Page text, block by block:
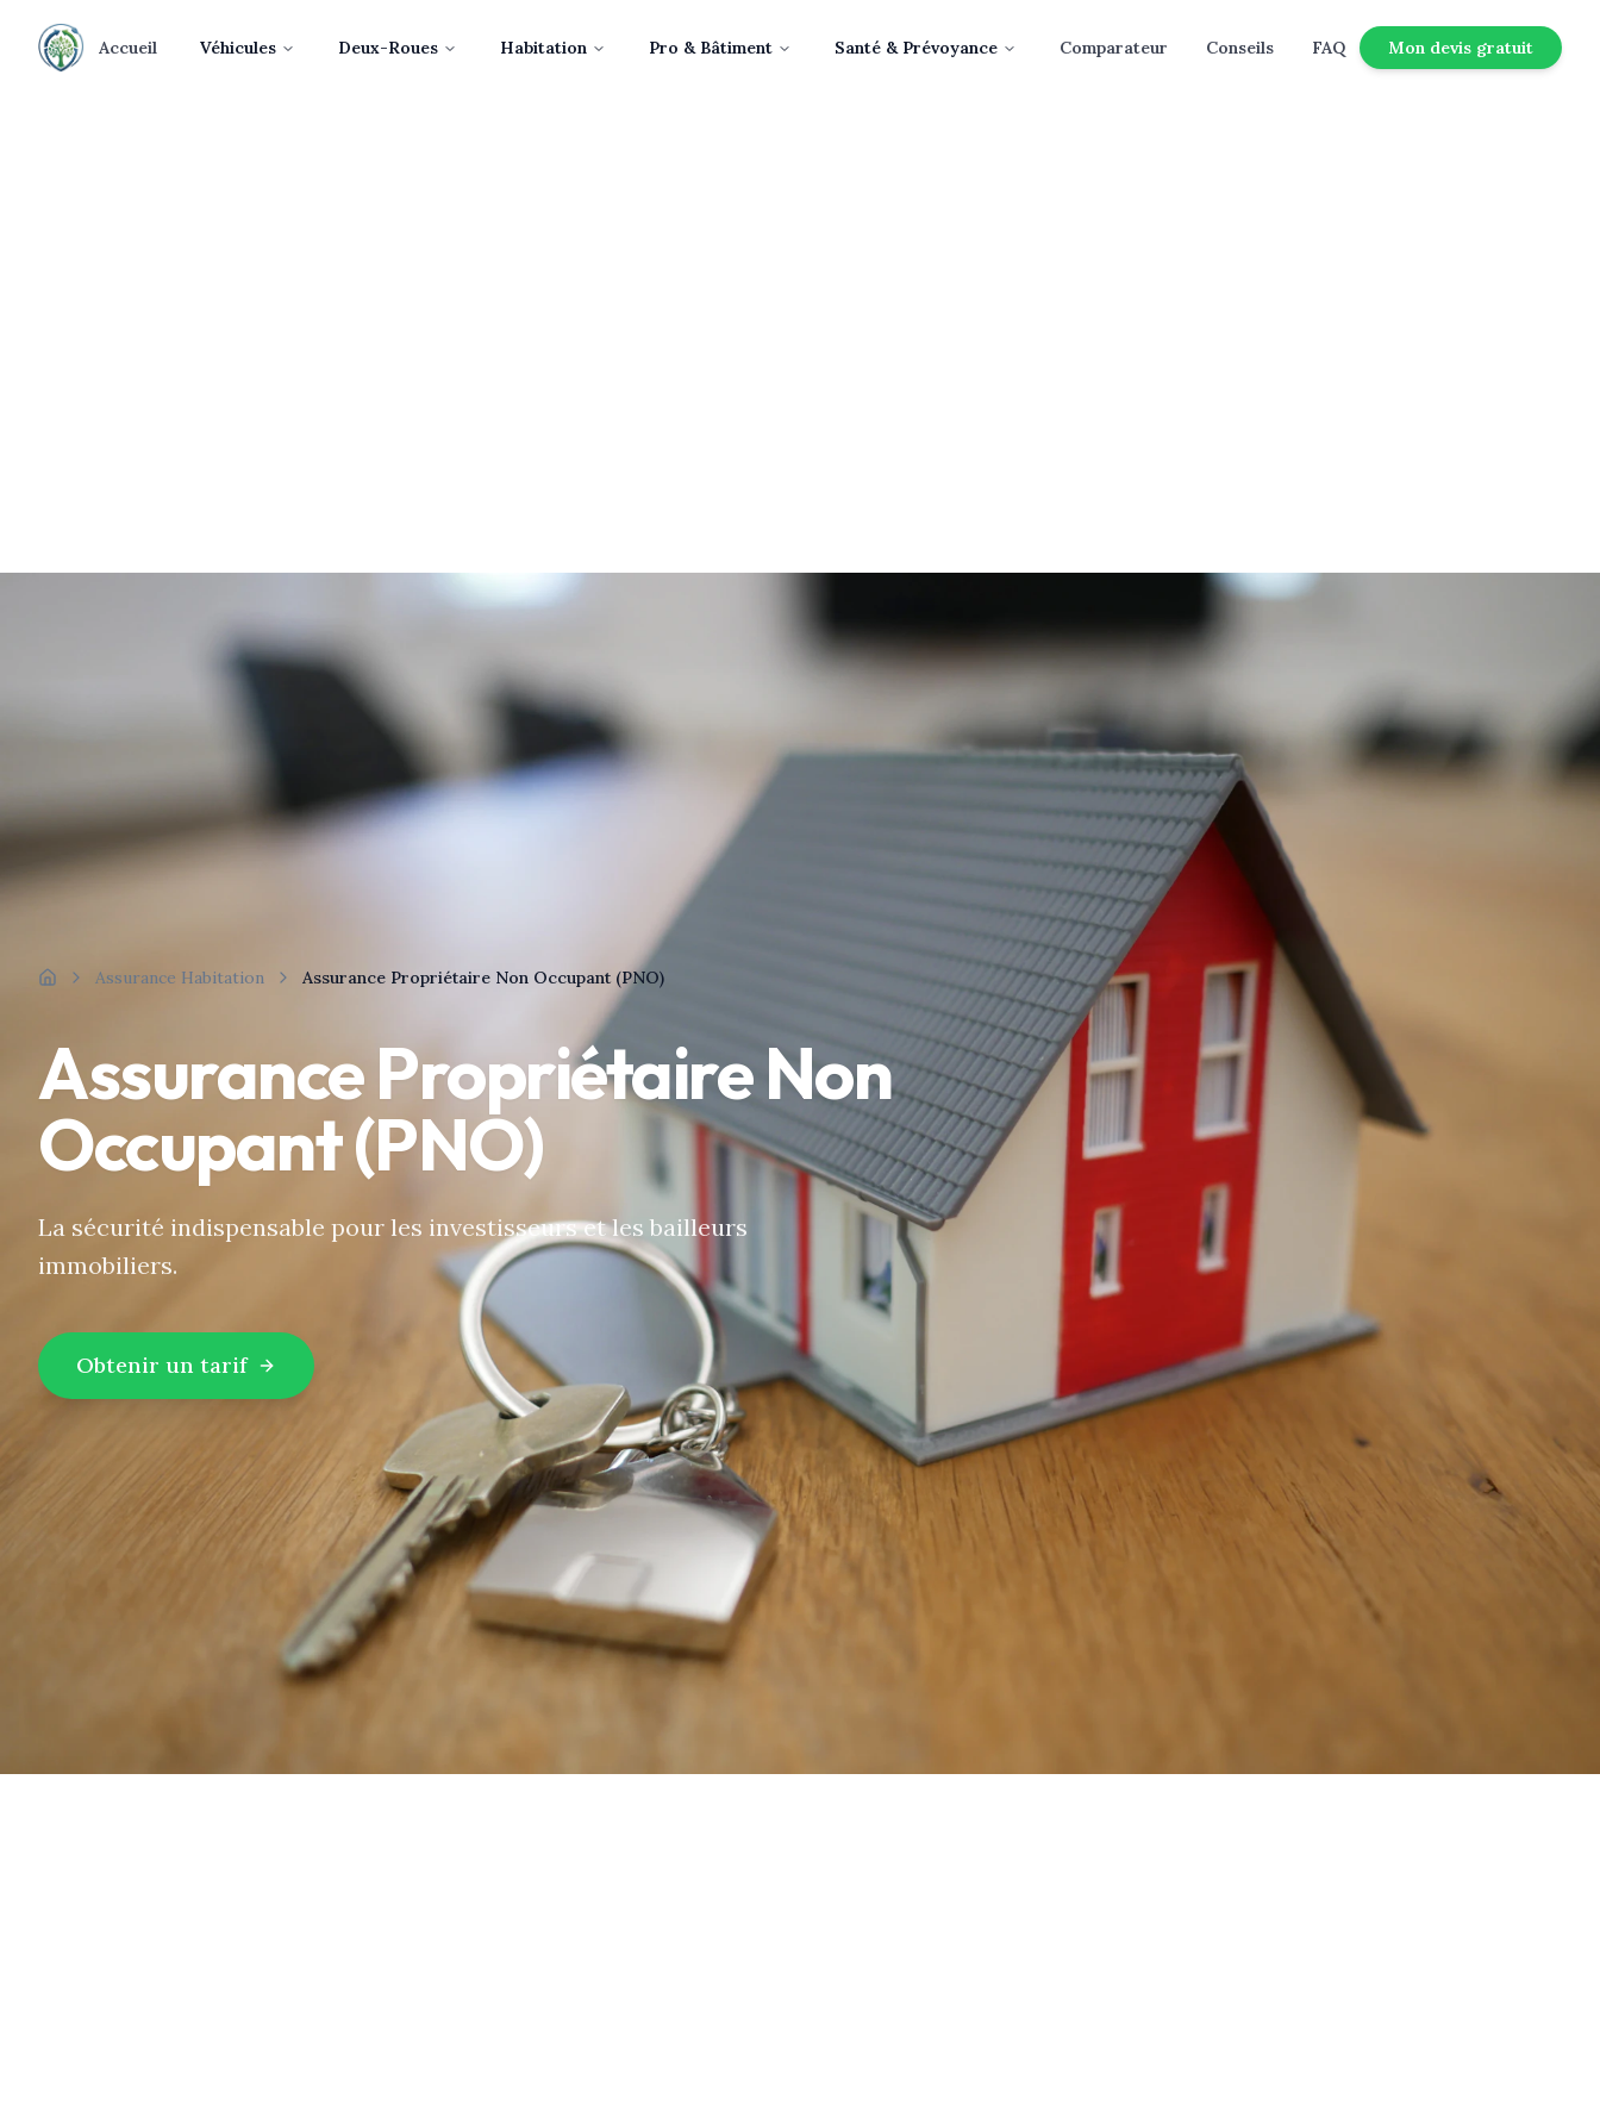
Accueil Véhicules Deux-Roues Habitation Pro & Bâtiment Santé & Prévoyance Comparateur Conseils FAQ Mon devis gratuit
Accueil Assurance Habitation Assurance Propriétaire Non Occupant (PNO)
Assurance Propriétaire Non
Occupant (PNO)
La sécurité indispensable pour les investisseurs et les bailleurs
immobiliers.
Obtenir un tarif